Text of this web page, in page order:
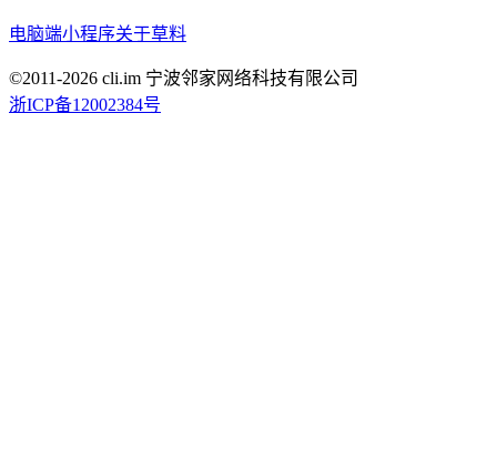
电脑端小程序关于草料
©2011-2026 cli.im 宁波邻家网络科技有限公司
浙ICP备12002384号